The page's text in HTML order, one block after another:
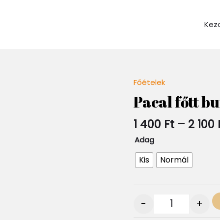
Főételek
Pacal főtt
1 400 Ft – 2 100
Adag
Kis Normál
- +